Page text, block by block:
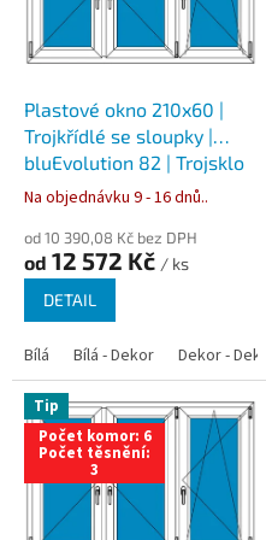
Plastové okno 210x60 |
Trojkřídlé se sloupky |
bluEvolution 82 | Trojsklo
Na objednávku 9 - 16 dnů..
od 10 390,08 Kč bez DPH
od 12 572 Kč / ks
DETAIL
Bílá Bílá - Dekor Dekor - Dekor
Tip
Počet komor: 6
Počet těsnění:
3